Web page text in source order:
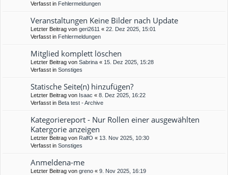
Verfasst in Fehlermeldungen
Veranstaltungen Keine Bilder nach Update
Letzter Beitrag von geri2611 « 22. Dez 2025, 15:01
Verfasst in Fehlermeldungen
Mitglied komplett löschen
Letzter Beitrag von Sabrina « 15. Dez 2025, 15:28
Verfasst in Sonstiges
Statische Seite(n) hinzufügen?
Letzter Beitrag von Isaac « 8. Dez 2025, 16:22
Verfasst in Beta test - Archive
Kategoriereport - Nur Rollen einer ausgewählten
Katergorie anzeigen
Letzter Beitrag von RalfO « 13. Nov 2025, 10:30
Verfasst in Sonstiges
Anmeldena-me
Letzter Beitrag von greno « 9. Nov 2025, 16:19